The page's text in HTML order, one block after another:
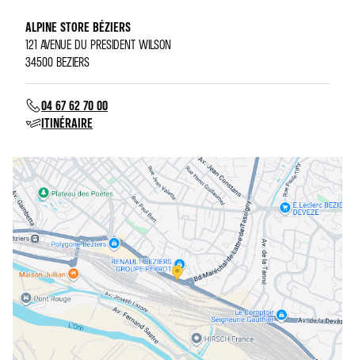
ALPINE STORE BÉZIERS
121 AVENUE DU PRESIDENT WILSON
34500 BEZIERS
04 67 62 70 00
ITINÉRAIRE